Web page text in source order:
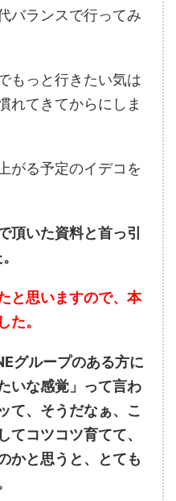
バランスで行ってみ
もっと行きたい気は
れてきてからにしま
がる予定のイデコを
頂いた資料と首っ引
と思いますので、本
た。
グループのある方に
いな感覚」って言わ
て、そうだなぁ、こ
てコツコツ育てて、
かと思うと、とても